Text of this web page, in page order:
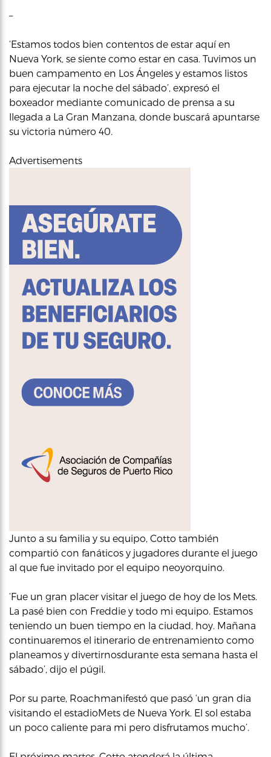
–
‘Estamos todos bien contentos de estar aquí en
Nueva York, se siente como estar en casa. Tuvimos un
buen campamento en Los Ángeles y estamos listos
para ejecutar la noche del sábado’, expresó el
boxeador mediante comunicado de prensa a su
llegada a La Gran Manzana, donde buscará apuntarse
su victoria número 40.
Advertisements
Junto a su familia y su equipo, Cotto también
compartió con fanáticos y jugadores durante el juego
al que fue invitado por el equipo neoyorquino.
‘Fue un gran placer visitar el juego de hoy de los Mets.
La pasé bien con Freddie y todo mi equipo. Estamos
teniendo un buen tiempo en la ciudad, hoy. Mañana
continuaremos el itinerario de entrenamiento como
planeamos y divertirnosdurante esta semana hasta el
sábado’, dijo el púgil.
Por su parte, Roachmanifestó que pasó ‘un gran dia
visitando el estadioMets de Nueva York. El sol estaba
un poco caliente para mi pero disfrutamos mucho’.